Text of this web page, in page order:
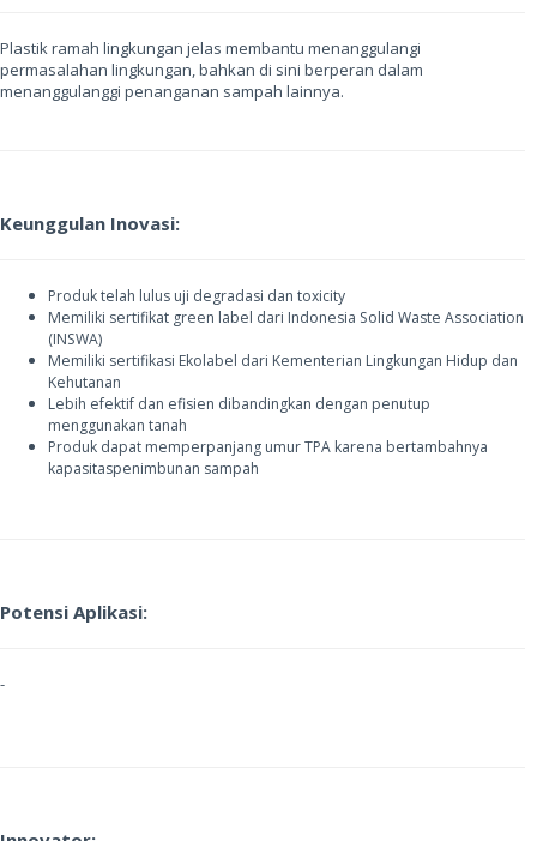
Plastik ramah lingkungan jelas membantu menanggulangi
permasalahan lingkungan, bahkan di sini berperan dalam
menanggulanggi penanganan sampah lainnya.
Keunggulan Inovasi:
Produk telah lulus uji degradasi dan toxicity
Memiliki sertifikat green label dari Indonesia Solid Waste Association
(INSWA)
Memiliki sertifikasi Ekolabel dari Kementerian Lingkungan Hidup dan
Kehutanan
Lebih efektif dan efisien dibandingkan dengan penutup
menggunakan tanah
Produk dapat memperpanjang umur TPA karena bertambahnya
kapasitaspenimbunan sampah
Potensi Aplikasi:
-